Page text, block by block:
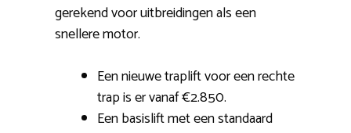
gerekend voor uitbreidingen als een
snellere motor.
Een nieuwe traplift voor een rechte
trap is er vanaf €2.850.
Een basislift met een standaard